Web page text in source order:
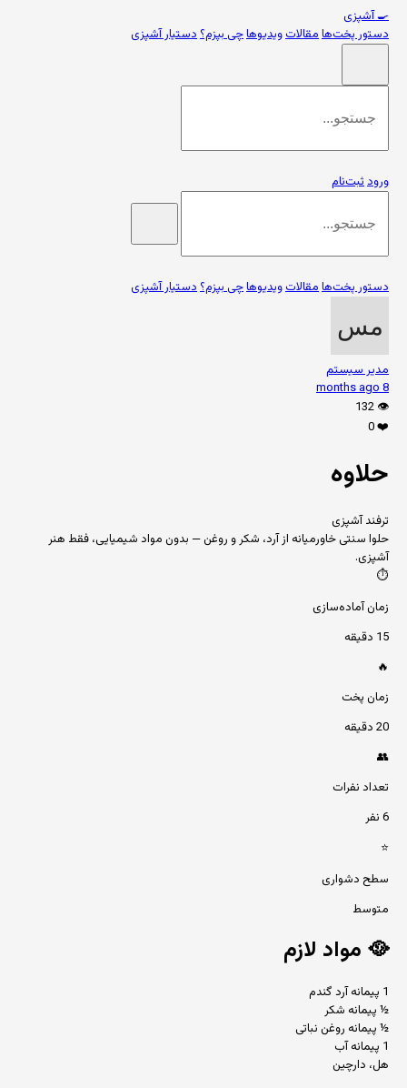
🍳آشپزی
دستور پخت‌هامقالاتویدیوهاچی بپزم؟دستیار آشپزی
ورودثبت‌نام
دستور پخت‌هامقالاتویدیوهاچی بپزم؟دستیار آشپزی
مدیر سیستم
8 months ago
👁️
132
❤️
0
حلاوه
ترفند آشپزی
حلوا سنتی خاورمیانه از آرد، شکر و روغن — بدون مواد شیمیایی، فقط هنر
آشپزی.
⏱️
زمان آماده‌سازی
15 دقیقه
🔥
زمان پخت
20 دقیقه
👥
تعداد نفرات
6 نفر
⭐
سطح دشواری
متوسط
🥘 مواد لازم
1 پیمانه آرد گندم
½ پیمانه شکر
½ پیمانه روغن نباتی
1 پیمانه آب
هل، دارچین